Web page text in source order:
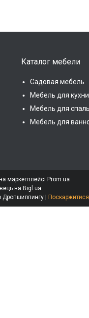
Каталог мебели
Садовая мебель
Мебель для кухни
Мебель для
Мебель для
маркетплейсі Prom.ua
на Bigl.ua
Интернет-магазин «МебеЛайм» - мебель и товары для дома по Дропшиппингу |